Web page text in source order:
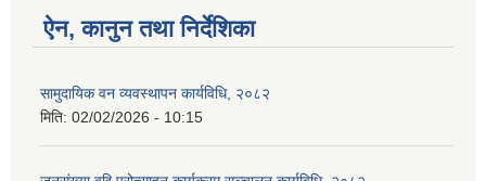
ऐन, कानुन तथा निर्देशिका
सामुदायिक वन व्यवस्थापन कार्यविधि, २०८२
मिति: 02/02/2026 - 10:15